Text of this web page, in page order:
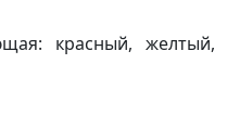
красный, желтый,